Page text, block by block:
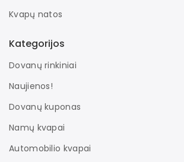
Kvapų natos
Kategorijos
Dovanų rinkiniai
Naujienos!
Dovanų kuponas
Namų kvapai
Automobilio kvapai